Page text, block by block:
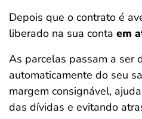
Depois que o contrato é
liberado na sua conta em
As parcelas passam a ser
automaticamente do seu
margem consignável,
das dívidas e evitando